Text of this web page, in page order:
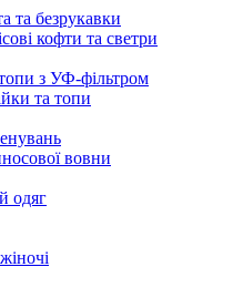
та безрукавки
кофти та светри
з УФ-фільтром
та топи
вовни
одяг